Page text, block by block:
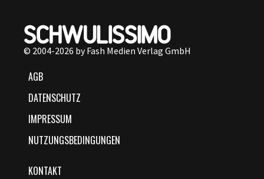
© 2004-2026 by Fash Medien Verlag GmbH
AGB
DATENSCHUTZ
IMPRESSUM
NUTZUNGSBEDINGUNGEN
KONTAKT